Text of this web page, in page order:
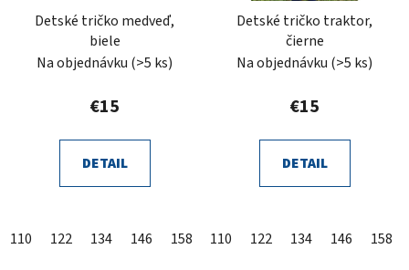
Detské tričko medveď,
biele
Na objednávku (>5 ks)
€15
DETAIL
110 122 134 146 158
Detské tričko traktor,
čierne
Na objednávku (>5 ks)
€15
DETAIL
110 122 134 146 158